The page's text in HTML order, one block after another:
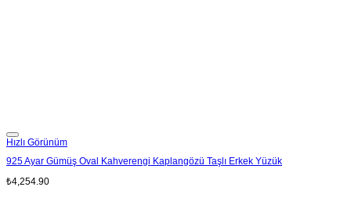
Hızlı Görünüm
925 Ayar Gümüş Oval Kahverengi Kaplangözü Taşlı Erkek Yüzük
₺4,254.90